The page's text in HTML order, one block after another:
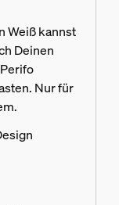
Weiß kannst
Deinen
Nur für